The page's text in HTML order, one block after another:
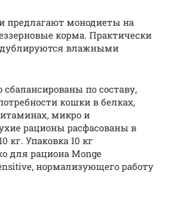
предлагают монодиеты на
корма. Практически
дублируются влажными
по составу,
кошки в белках,
микро и
рационы расфасованы в
кг. Упаковка 10 кг
для рациона Monge
нормализующего работу